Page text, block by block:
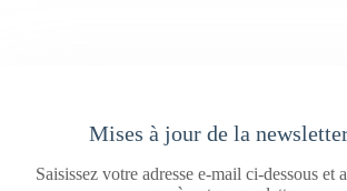
Mises à jour de la
Saisissez votre adresse e-mail ci-dessous et